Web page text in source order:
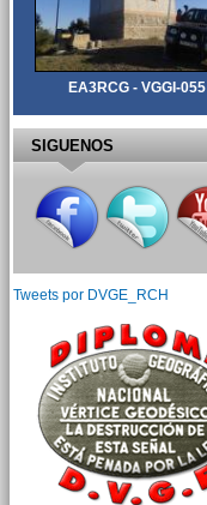
EA3RCG - VGGI-055
SIGUENOS
Tweets por DVGE_RCH